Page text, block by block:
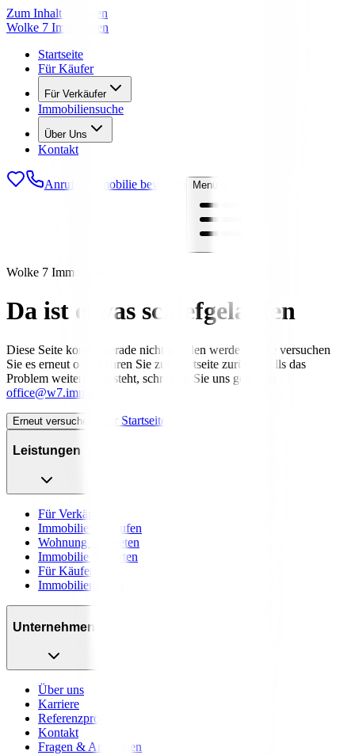
Zum Inhalt springen
Wolke 7 Immobilien
Startseite
Für Käufer
Für Verkäufer
Immobiliensuche
Über Uns
Kontakt
Anrufen Immobilie bewerten Menü öffnen
Wolke 7 Immobilien
Da ist etwas schiefgelaufen
Diese Seite konnte gerade nicht geladen werden. Bitte versuchen
Sie es erneut oder kehren Sie zur Startseite zurück. Falls das
Problem weiterhin besteht, schreiben Sie uns gerne an
office@w7.immo
Erneut versuchen Zur Startseite
Leistungen
Für Verkäufer
Immobilie verkaufen
Wohnung vermieten
Immobilie bewerten
Für Käufer
Immobiliensuche
Unternehmen
Über uns
Karriere
Referenzprojekte
Kontakt
Fragen & Antworten